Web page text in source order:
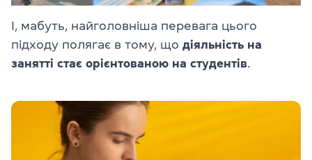
І, мабуть, найголовніша перевага цього
підходу полягає в тому, що діяльність на
занятті стає орієнтованою на студентів